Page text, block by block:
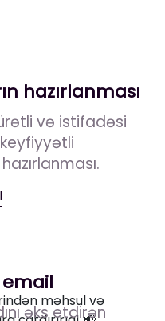
məhsul və
hazırlanması
və istifadəsi
əks etdirən